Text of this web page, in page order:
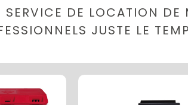
DE LOCATION DE
JUSTE LE